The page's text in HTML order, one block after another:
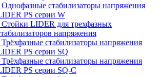
Однофазные стабилизаторы напряжения
PS серии W
Стойки LIDER для трехфазных
напряжения
Трёхфазные стабилизаторы напряжения
PS серии SQ
Трёхфазные стабилизаторы напряжения
PS серии SQ-C